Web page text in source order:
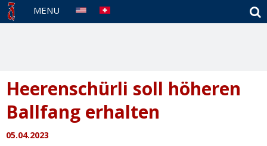
MENU
Heerenschürli soll höheren
Ballfang erhalten
05.04.2023